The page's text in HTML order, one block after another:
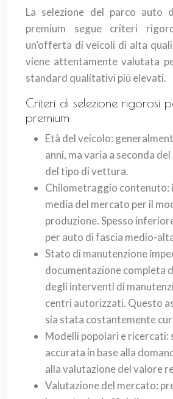
La selezione del parco auto
premium segue criteri
un’offerta di veicoli di alta
viene attentamente valutata
standard qualitativi più elevati.
Criteri di selezione rigorosi
premium
Età del veicolo:
anni, ma varia a seconda
del tipo di vettura.
Chilometraggio contenuto:
media del mercato per il
produzione. Spesso
per auto di fascia medio-
Stato di manutenzione
documentazione completa
degli interventi di
centri autorizzati. Questo
sia stata costantemente
Modelli popolari e ricercati:
accurata in base alla
alla valutazione del valore
Valutazione del mercato: